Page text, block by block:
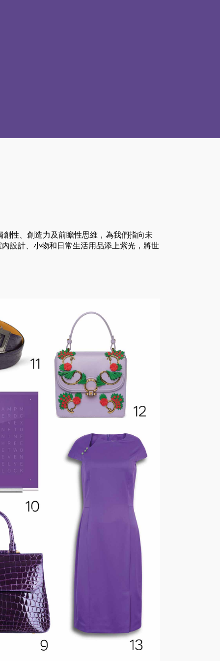
創性、創造力及前瞻性思維，為我們指向未
設計、小物和日常生活用品添上紫光，將世